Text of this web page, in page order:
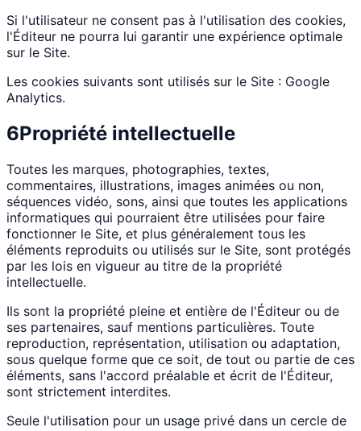
Si l'utilisateur ne consent pas à l'utilisation des cookies,
l'Éditeur ne pourra lui garantir une expérience optimale
sur le Site.
Les cookies suivants sont utilisés sur le Site : Google
Analytics.
6Propriété intellectuelle
Toutes les marques, photographies, textes,
commentaires, illustrations, images animées ou non,
séquences vidéo, sons, ainsi que toutes les applications
informatiques qui pourraient être utilisées pour faire
fonctionner le Site, et plus généralement tous les
éléments reproduits ou utilisés sur le Site, sont protégés
par les lois en vigueur au titre de la propriété
intellectuelle.
Ils sont la propriété pleine et entière de l'Éditeur ou de
ses partenaires, sauf mentions particulières. Toute
reproduction, représentation, utilisation ou adaptation,
sous quelque forme que ce soit, de tout ou partie de ces
éléments, sans l'accord préalable et écrit de l'Éditeur,
sont strictement interdites.
Seule l'utilisation pour un usage privé dans un cercle de